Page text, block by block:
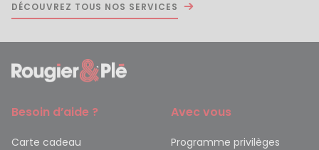
DÉCOUVREZ TOUS NOS SERVICES
Besoin d’aide ?
Carte cadeau
Avec vous
Programme privilèges